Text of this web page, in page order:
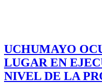
UCHUMAYO
LUGAR EN
NIVEL DE LA